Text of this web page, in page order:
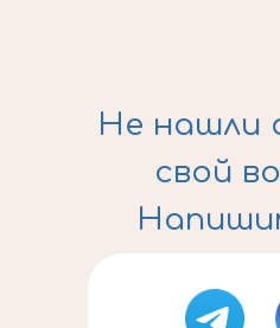
Не нашли
свой